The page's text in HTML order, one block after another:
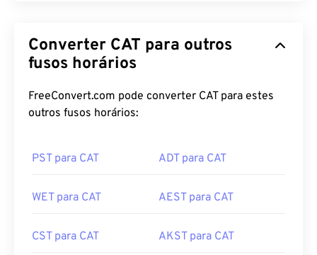
Converter CAT para outros
fusos horários
FreeConvert.com pode converter CAT para estes
outros fusos horários:
PST para CAT ADT para CAT
WET para CAT AEST para CAT
CST para CAT AKST para CAT